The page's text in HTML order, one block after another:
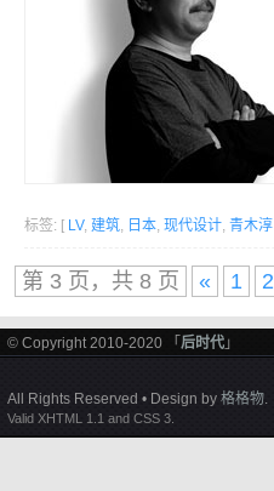
标签: [ LV, 建筑, 日本, 现代设计, 青木淳
第 3 页，共 8 页 « 1 2
© Copyright 2010-2020 「 后时代 」
All Rights Reserved • Design by 格格物.
Valid XHTML 1.1 and CSS 3.